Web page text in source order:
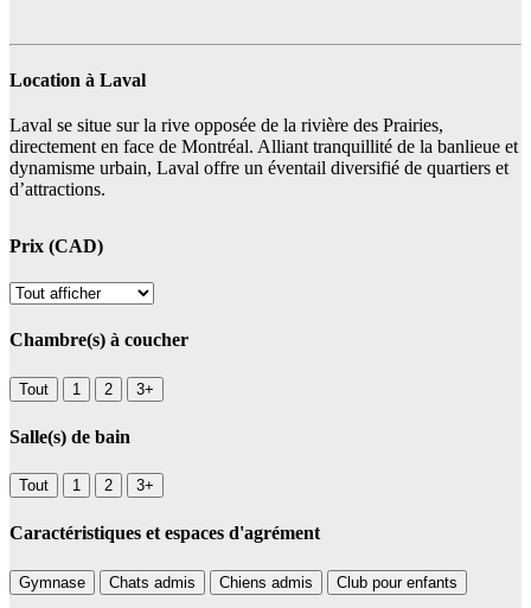
Location à Laval
Laval se situe sur la rive opposée de la rivière des Prairies,
directement en face de Montréal. Alliant tranquillité de la banlieue et
dynamisme urbain, Laval offre un éventail diversifié de quartiers et
d’attractions.
Prix (CAD)
Chambre(s) à coucher
Tout 1 2 3+
Salle(s) de bain
Tout 1 2 3+
Caractéristiques et espaces d'agrément
Gymnase Chats admis Chiens admis Club pour enfants